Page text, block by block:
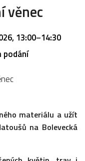
věnec
13:00–14:30
podání
materiálu a užít
na Bolevecká